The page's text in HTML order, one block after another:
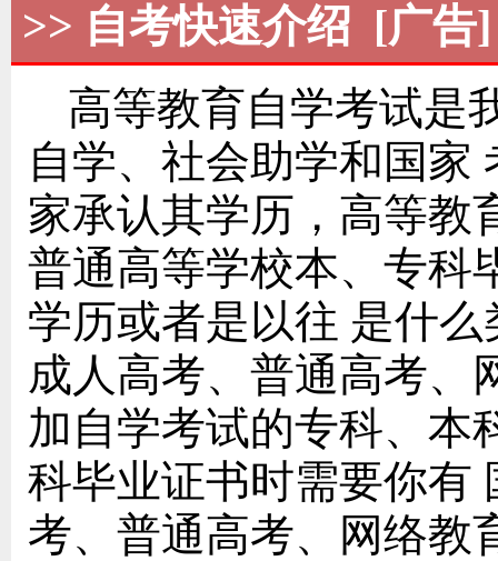
>> 自考快速介绍 [广告]
高等教育自学考试是
自学、社会助学和国家
家承认其学历，高等教
普通高等学校本、专科
学历或者是以往 是什
成人高考、普通高考、
加自学考试的专科、本
科毕业证书时需要你有
考、普通高考、网络教